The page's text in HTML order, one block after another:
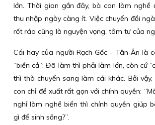
lớn. Thời gian gần đây, bà con làm nghề
thu nhập ngày càng ít. Việc chuyển đổi
rốt ráo cũng là nguyện vọng, tâm tư của
Cái hay của người Rạch Gốc - Tân Ân là
“biển cả”: Đã làm thì phải làm lớn, còn cứ
thì thà chuyển sang làm cái khác. Bởi vậy,
con chỉ đề xuất rất gọn với chính quyền:
nghỉ làm nghề biển thì chính quyền giúp
gì để sinh sống?”.